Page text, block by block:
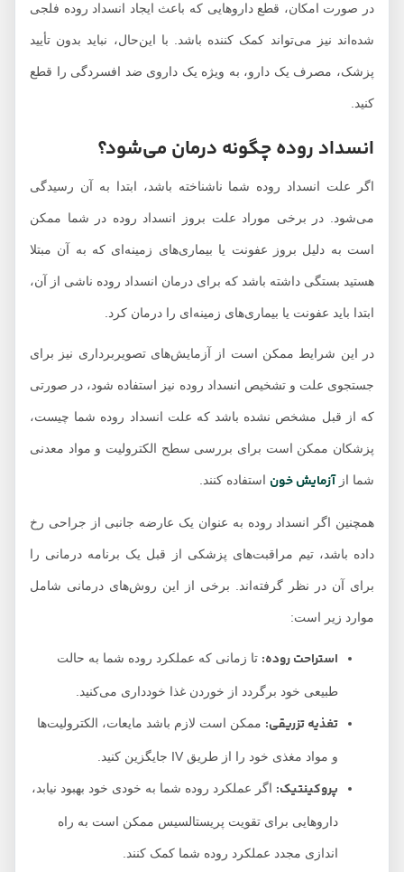
در صورت امکان، قطع داروهایی که باعث ایجاد انسداد روده فلجی
شده‌اند نیز می‌تواند کمک کننده باشد. با این‌حال، نباید بدون تأیید
پزشک، مصرف یک دارو، به ویژه یک داروی ضد افسردگی را قطع
انسداد روده چگونه درمان می‌شود؟
اگر علت انسداد روده شما ناشناخته باشد، ابتدا به آن رسیدگی
می‌شود. در برخی موراد علت بروز انسداد روده در شما ممکن
است به دلیل بروز عفونت یا بیماری‌های زمینه‌ای که به آن مبتلا
هستید بستگی داشته باشد که برای درمان انسداد روده ناشی از آن،
ابتدا باید عفونت یا بیماری‌های زمینه‌ای را درمان کرد.
در این شرایط ممکن است از آزمایش‌های تصویربرداری نیز برای
جستجوی علت و تشخیص انسداد روده نیز استفاده شود، در صورتی
که از قبل مشخص نشده باشد که علت انسداد روده شما چیست،
پزشکان ممکن است برای بررسی سطح الکترولیت و مواد معدنی
شما ازآزمایش خون استفاده کنند.
همچنین اگر انسداد روده به عنوان یک عارضه جانبی از جراحی رخ
داده باشد، تیم مراقبت‌های پزشکی از قبل یک برنامه درمانی را
برای آن در نظر گرفته‌اند. برخی از این روش‌های درمانی شامل
موارد زیر است:
استراحت روده:تا زمانی که عملکرد روده شما به حالت
طبیعی خود برگردد از خوردن غذا خودداری می‌کنید.
تغذیه تزریقی:ممکن است لازم باشد مایعات، الکترولیت‌ها
و مواد مغذی خود را از طریق IV جایگزین کنید.
پروکینتیک:اگر عملکرد روده شما به خودی خود بهبود نیابد،
داروهایی برای تقویت پریستالسیس ممکن است به راه
اندازی مجدد عملکرد روده شما کمک کنند.